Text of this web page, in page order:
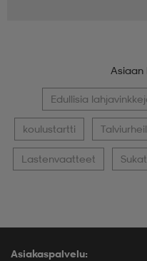
Asiaan
Edullisia
koulustartti
Lastenvaatteet Sukat
Asiakaspalvelu: